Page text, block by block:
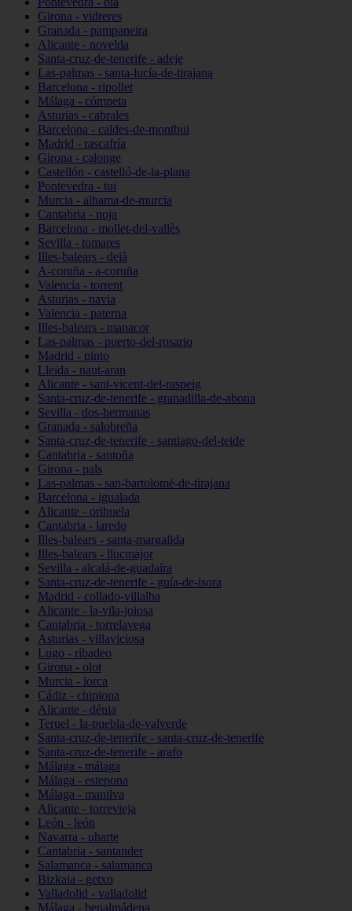
Girona - vidreres
Granada - pampaneira
Alicante - novelda
Santa-cruz-de-tenerife - adeje
Las-palmas - santa-lucía-de-tirajana
Barcelona - ripollet
Málaga - cómpeta
Asturias - cabrales
Barcelona - caldes-de-montbui
Madrid - rascafría
Girona - calonge
Castellón - castelló-de-la-plana
Pontevedra - tui
Murcia - alhama-de-murcia
Cantabria - noja
Barcelona - mollet-del-vallès
Sevilla - tomares
Illes-balears - deià
A-coruña - a-coruña
Valencia - torrent
Asturias - navia
Valencia - paterna
Illes-balears - manacor
Las-palmas - puerto-del-rosario
Madrid - pinto
Lleida - naut-aran
Alicante - sant-vicent-del-raspeig
Santa-cruz-de-tenerife - granadilla-de-abona
Sevilla - dos-hermanas
Granada - salobreña
Santa-cruz-de-tenerife - santiago-del-teide
Cantabria - santoña
Girona - pals
Las-palmas - san-bartolomé-de-tirajana
Barcelona - igualada
Alicante - orihuela
Cantabria - laredo
Illes-balears - santa-margalida
Illes-balears - llucmajor
Sevilla - alcalá-de-guadaíra
Santa-cruz-de-tenerife - guía-de-isora
Madrid - collado-villalba
Alicante - la-vila-joiosa
Cantabria - torrelavega
Asturias - villaviciosa
Lugo - ribadeo
Girona - olot
Murcia - lorca
Cádiz - chipiona
Alicante - dénia
Teruel - la-puebla-de-valverde
Santa-cruz-de-tenerife - santa-cruz-de-tenerife
Santa-cruz-de-tenerife - arafo
Málaga - málaga
Málaga - estepona
Málaga - manilva
Alicante - torrevieja
León - león
Navarra - uharte
Cantabria - santander
Salamanca - salamanca
Bizkaia - getxo
Valladolid - valladolid
Málaga - benalmádena